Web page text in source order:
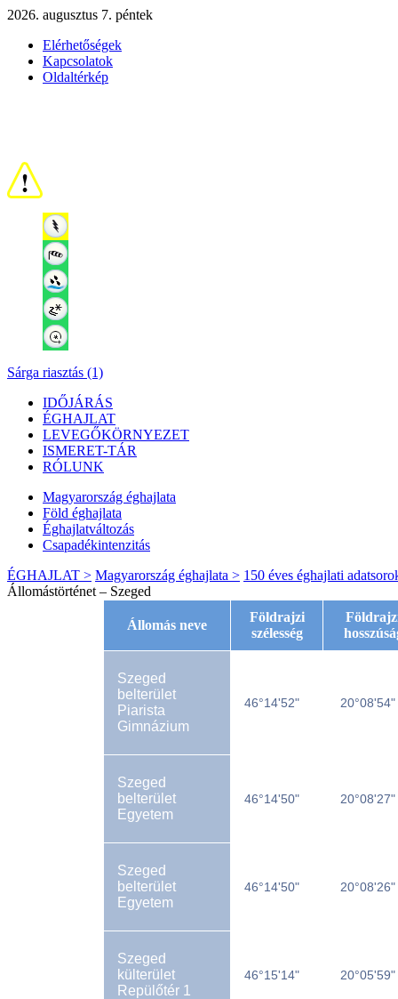
2026. augusztus 7. péntek
Elérhetőségek
Kapcsolatok
Oldaltérkép
Sárga riasztás (1)
IDŐJÁRÁS
ÉGHAJLAT
LEVEGŐKÖRNYEZET
ISMERET-TÁR
RÓLUNK
Magyarország éghajlata
Föld éghajlata
Éghajlatváltozás
Csapadékintenzitás
ÉGHAJLAT > Magyarország éghajlata > 150 éves éghajlati
Állomástörténet – Szeged
Állomás neve
Földrajzi
szélesség
Szeged
belterület
Piarista
Gimnázium
46°14'52" 20°08'54"
Szeged
belterület
Egyetem
46°14'50" 20°08'27"
Szeged
belterület
Egyetem
46°14'50" 20°08'26"
Szeged
külterület
Repülőtér 1
46°15'14" 20°05'59"